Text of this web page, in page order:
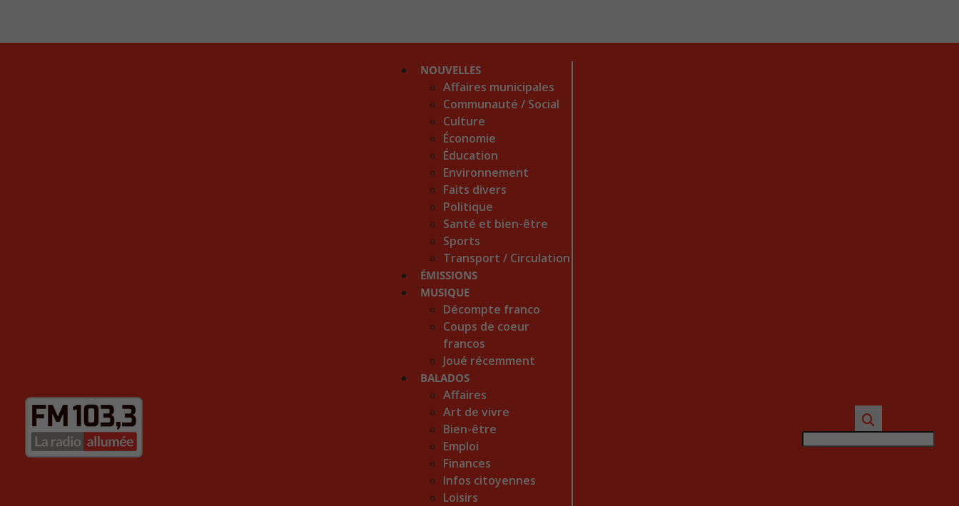
NOUVELLES
Affaires municipales
Communauté / Social
Culture
Économie
Éducation
Environnement
Faits divers
Politique
Santé et bien-être
Sports
Transport / Circulation
ÉMISSIONS
MUSIQUE
Décompte franco
Coups de coeur
francos
Joué récemment
BALADOS
Affaires
Art de vivre
Bien-être
Emploi
Finances
Infos citoyennes
Loisirs